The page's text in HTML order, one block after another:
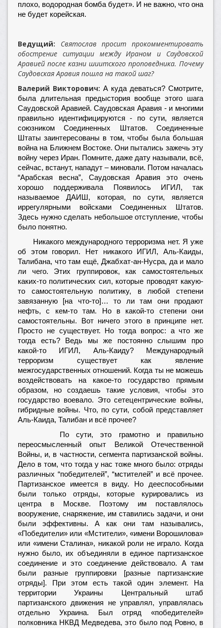
плохо, водородная бомба будет». И не важно, что она
не будет корейская.
Ведущий:
Святослав просит прокомментировать
обострение ситуации между Ираном и Саудовской
Аравией после казни шиитского проповедника. Почему
Саудовская Аравия пошла на такой шаг?
Валерий Викторович: А куда деваться? Смотрите,
была длительная предыстория вообще этого шага
Саудовской Аравией. Саудовская Аравия - и многими
правильно идентифицируются - по сути, является
союзником Соединенных Штатов. Соединенные
Штаты заинтересованы в том, чтобы была большая
война на Ближнем Востоке. Они пытались зажечь эту
войну через Иран. Помните, даже дату называли, всё,
сейчас, встанут, нападут – миновали. Потом началась
“Арабская весна”, Саудовская Аравия это очень
хорошо поддерживала Появилось ИГИЛ, так
называемое ДАИШ, которая, по сути, является
иррегулярными войсками Соединенных Штатов.
Здесь нужно сделать небольшое отступление, чтобы
было понятно.
Никакого международного терроризма нет. Я уже
об этом говорил. Нет никакого ИГИЛ, Аль-Каиды,
Талибана, что там ещё, Джабхат-ан-Нусра, да и мало
ли чего. Этих группировок, как самостоятельных
каких-то политических сил, которые проводят какую-
то самостоятельную политику, в любой степени
завязанную [на что-то]… то ли там они продают
нефть, с кем-то там. Но в какой-то степени они
самостоятельны. Вот ничего этого в принципе нет.
Просто не существует. Но тогда вопрос: а что же
тогда есть? Ведь мы же постоянно слышим про
какой-то ИГИЛ, Аль-Каиду? Международный
терроризм существует как явление
межгосударственных отношений. Когда ты не можешь
воздействовать на какое-то государство прямым
образом, но создаешь такие условия, чтобы это
государство воевало. Это сетецентрические войны,
гибридные войны. Что, по сути, собой представляет
Аль-Каида, Талибан и всё прочее?
По сути, это грамотно и правильно
переосмысленный опыт Великой Отечественной
Войны, и, в частности, сегмента партизанской войны.
Дело в том, что тогда у нас тоже много было: отряды
различных “победителей”, “мстителей” и всё прочее.
Партизанское имеется в виду. Но дееспособными
были только отряды, которые курировались из
центра в Москве. Поэтому им поставлялось
вооружение, снаряжение, им ставились задачи, и они
были эффективны. А как они там назывались,
«Победители» или «Мстители», «имени Ворошилова»
или «имени Сталина», никакой роли не играло. Когда
нужно было, их объединяли в единое партизанское
соединение и это соединение действовало. А там
были разные группировки [разные партизанские
отряды]. При этом есть такой один элемент. На
территории Украины Центральный штаб
партизанского движения не управлял, управлялась
отдельно Украина. Был отряд «победителей»
полковника НКВД Медведева, это было под Ровно, в